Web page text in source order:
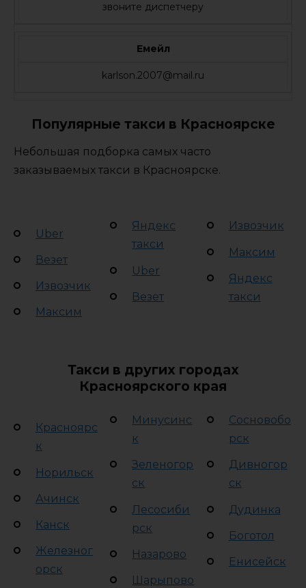
звоните диспетчеру
Емейл
karlson.2007@mail.ru
Популярные такси в Красноярске
Небольшая подборка самых часто
заказываемых такси в Красноярске.
Uber
Везет
Извозчик
Максим
Яндекс
такси
Uber
Везет
Извозчик
Максим
Яндекс
такси
Такси в других городах
Красноярского края
Красноярс
к
Норильск
Ачинск
Канск
Железног
орск
Минусинс
к
Зеленогор
ск
Лесосиби
рск
Назарово
Шарыпово
Сосновобо
рск
Дивногор
ск
Дудинка
Боготол
Енисейск